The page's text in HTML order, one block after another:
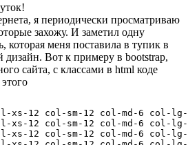
я периодически просматриваю
захожу. И заметил одну
которая меня поставила в тупик в
дизайн. Вот к примеру в bootstrap,
сайта, с классами в html коде
xs-12 col-sm-12 col-md-6 col-
xs-12 col-sm-12 col-md-6 col-
xs-12 col-sm-12 col-md-6 col-